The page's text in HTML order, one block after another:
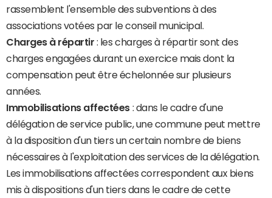
rassemblent l'ensemble des subventions à des
associations votées par le conseil municipal.
Charges à répartir : les charges à répartir sont des
charges engagées durant un exercice mais dont la
compensation peut être échelonnée sur plusieurs
années.
Immobilisations affectées : dans le cadre d'une
délégation de service public, une commune peut mettre
à la disposition d'un tiers un certain nombre de biens
nécessaires à l'exploitation des services de la délégation.
Les immobilisations affectées correspondent aux biens
mis à dispositions d'un tiers dans le cadre de cette